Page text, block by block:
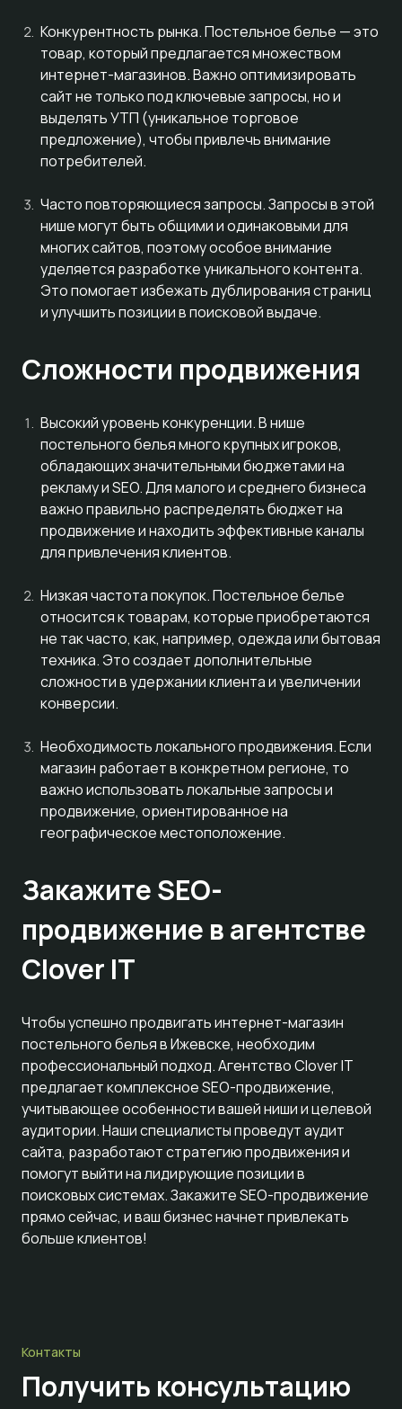
Конкурентность рынка. Постельное белье — это
товар, который предлагается множеством
интернет-магазинов. Важно оптимизировать
сайт не только под ключевые запросы, но и
выделять УТП (уникальное торговое
предложение), чтобы привлечь внимание
потребителей.
Часто повторяющиеся запросы. Запросы в этой
нише могут быть общими и одинаковыми для
многих сайтов, поэтому особое внимание
уделяется разработке уникального контента.
Это помогает избежать дублирования страниц
и улучшить позиции в поисковой выдаче.
Сложности продвижения
Высокий уровень конкуренции. В нише
постельного белья много крупных игроков,
обладающих значительными бюджетами на
рекламу и SEO. Для малого и среднего бизнеса
важно правильно распределять бюджет на
продвижение и находить эффективные каналы
для привлечения клиентов.
Низкая частота покупок. Постельное белье
относится к товарам, которые приобретаются
не так часто, как, например, одежда или бытовая
техника. Это создает дополнительные
сложности в удержании клиента и увеличении
конверсии.
Необходимость локального продвижения. Если
магазин работает в конкретном регионе, то
важно использовать локальные запросы и
продвижение, ориентированное на
географическое местоположение.
Закажите SEO-
продвижение в агентстве
Clover IT
Чтобы успешно продвигать интернет-магазин
постельного белья в Ижевске, необходим
профессиональный подход. Агентство Clover IT
предлагает комплексное SEO-продвижение,
учитывающее особенности вашей ниши и целевой
аудитории. Наши специалисты проведут аудит
сайта, разработают стратегию продвижения и
помогут выйти на лидирующие позиции в
поисковых системах. Закажите SEO-продвижение
прямо сейчас, и ваш бизнес начнет привлекать
больше клиентов!
Контакты
Получить консультацию